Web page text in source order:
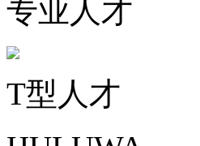
专业人才
T型人才